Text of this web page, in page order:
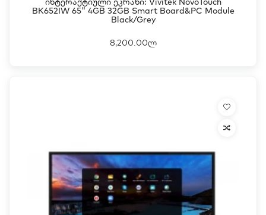
BK652IW 65" 4GB 32GB Smart Board&PC Module
Black/Grey
8,200.00ლ